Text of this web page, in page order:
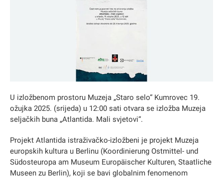
U izložbenom prostoru Muzeja „Staro selo“ Kumrovec 19.
ožujka 2025. (srijeda) u 12:00 sati otvara se izložba Muzeja
seljačkih buna „Atlantida. Mali svjetovi“.
Projekt Atlantida istraživačko-izložbeni je projekt Muzeja
europskih kultura u Berlinu (Koordinierung Ostmittel- und
Südosteuropa am Museum Europäischer Kulturen, Staatliche
Museen zu Berlin), koji se bavi globalnim fenomenom